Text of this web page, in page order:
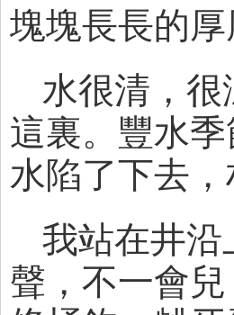
塊塊長長的
水很清，
這裏。豐水
水陷了下去
我站在井沿
聲，不一會